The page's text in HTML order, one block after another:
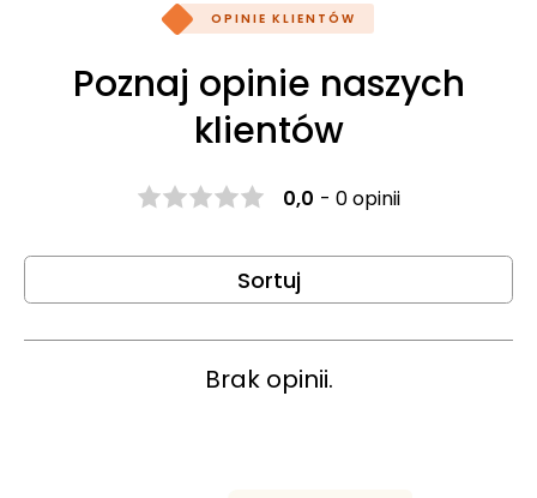
OPINIE KLIENTÓW
Poznaj opinie naszych
klientów
0,0 -0 opinii
Sortuj
Brak opinii.